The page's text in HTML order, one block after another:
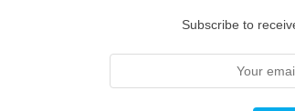
Subscribe to